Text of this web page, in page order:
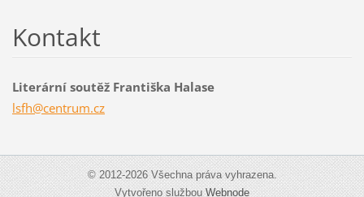
Kontakt
Literární soutěž Františka Halase
lsfh@centrum.cz
© 2012-2026 Všechna práva vyhrazena.
Vytvořeno službouWebnode